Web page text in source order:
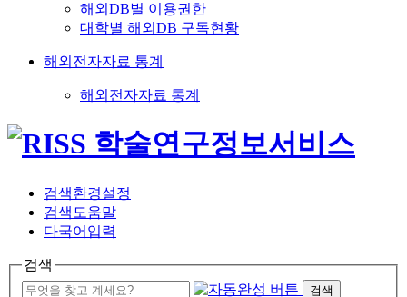
해외DB별 이용권한
대학별 해외DB 구독현황
해외전자자료 통계
해외전자자료 통계
검색환경설정
검색도움말
다국어입력
검색
검색